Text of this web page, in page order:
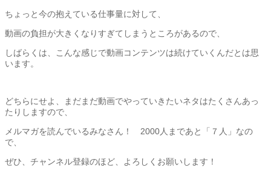
ちょっと今の抱えている仕事量に対して、
動画の負担が大きくなりすぎてしまうところがあるので、
しばらくは、
こんな感じで動画コンテンツは続けていくんだとは思
います。
どちらにせよ、
まだまだ動画でやっていきたいネタはたくさんあっ
たりしますので
メルマガを読んでいるみなさん！ 2000人まであと「７人」なの
で、
ぜひ、チャンネル登録のほど、よろしくお願いします！